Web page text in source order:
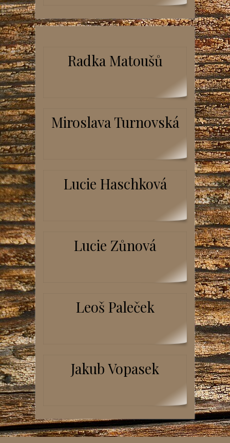
Radka Matoušů
Miroslava Turnovská
Lucie Haschková
Lucie Zůnová
Leoš Paleček
Jakub Vopasek